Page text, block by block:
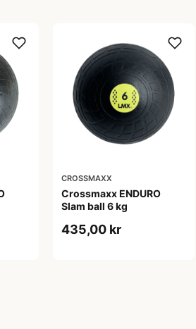
CROSSMAXX
Crossmaxx ENDURO
Slam ball 6 kg
435,00 kr